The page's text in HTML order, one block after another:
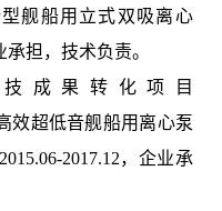
型舰船用立式双吸离心
承担，技术负责。
成果转化项目
效超低音舰船用离心泵
2017.12，企业承